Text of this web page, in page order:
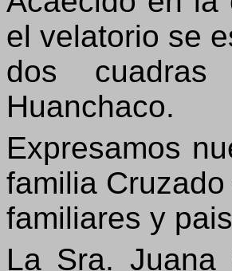
el velatorio se
dos
Huanchaco.
Expresamos
familia
familiares y
La Sra.